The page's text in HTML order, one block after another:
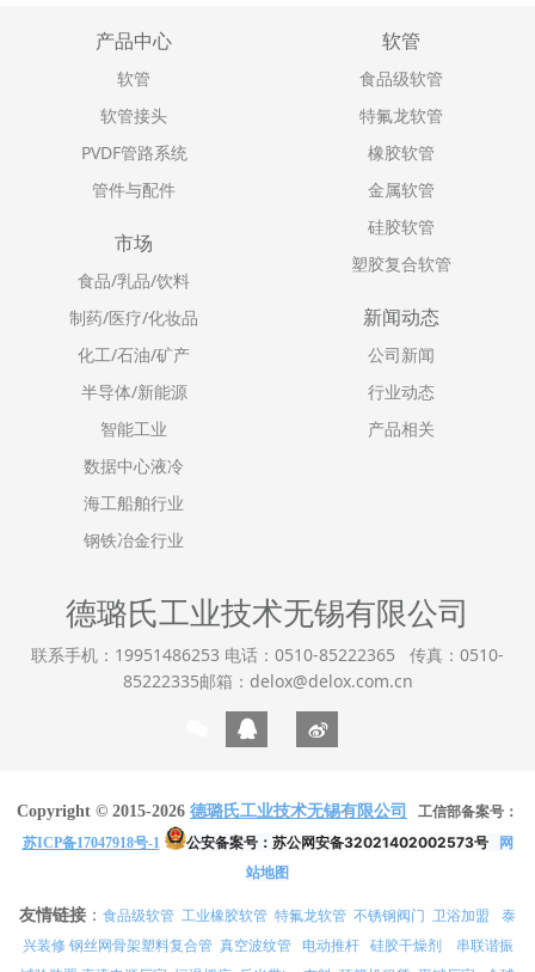
产品中心
软管
软管接头
PVDF管路系统
管件与配件
软管
食品级软管
特氟龙软管
橡胶软管
金属软管
硅胶软管
塑胶复合软管
市场
食品/乳品/饮料
制药/医疗/化妆品
化工/石油/矿产
半导体/新能源
智能工业
数据中心液冷
海工船舶行业
钢铁冶金行业
新闻动态
公司新闻
行业动态
产品相关
德璐氏工业技术无锡有限公司
联系手机：19951486253 电话：0510-85222365 传真：0510-
85222335邮箱：delox@delox.com.cn
Copyright © 2015-2026 德璐氏工业技术无锡有限公司
工信部备案号：
苏ICP备17047918号-1
公安备案号： 苏公网安备32021402002573号
网
站地图
友情链接 ： 食品级软管 工业橡胶软管 特氟龙软管 不锈钢阀门 卫浴加盟
泰
兴装修 钢丝网骨架塑料复合管 真空波纹管 电动推杆 硅胶干燥剂
串联谐振